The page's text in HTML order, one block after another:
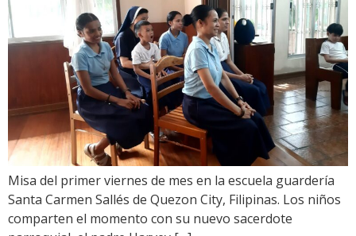
Misa del primer viernes de mes en la escuela guardería
Santa Carmen Sallés de Quezon City, Filipinas. Los niños
comparten el momento con su nuevo sacerdote